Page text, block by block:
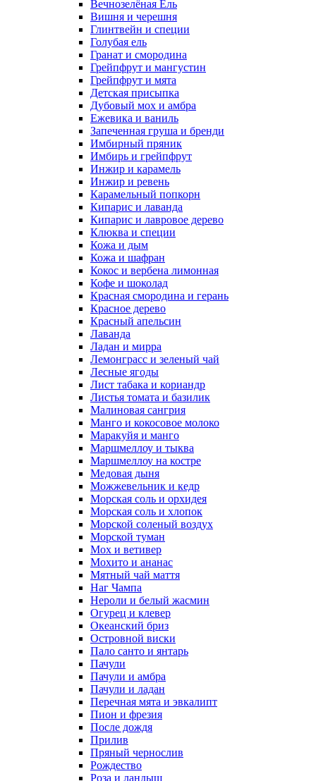
Вечнозелёная Ель
Вишня и черешня
Глинтвейн и специи
Голубая ель
Гранат и смородина
Грейпфрут и мангустин
Грейпфрут и мята
Детская присыпка
Дубовый мох и амбра
Ежевика и ваниль
Запеченная груша и бренди
Имбирный пряник
Имбирь и грейпфрут
Инжир и карамель
Инжир и ревень
Карамельный попкорн
Кипарис и лаванда
Кипарис и лавровое дерево
Клюква и специи
Кожа и дым
Кожа и шафран
Кокос и вербена лимонная
Кофе и шоколад
Красная смородина и герань
Красное дерево
Красный апельсин
Лаванда
Ладан и мирра
Лемонграсс и зеленый чай
Лесные ягоды
Лист табака и кориандр
Листья томата и базилик
Малиновая сангрия
Манго и кокосовое молоко
Маракуйя и манго
Маршмеллоу и тыква
Маршмеллоу на костре
Медовая дыня
Можжевельник и кедр
Морская соль и орхидея
Морская соль и хлопок
Морской соленый воздух
Морской туман
Мох и ветивер
Мохито и ананас
Мятный чай маття
Наг Чампа
Нероли и белый жасмин
Огурец и клевер
Океанский бриз
Островной виски
Пало санто и янтарь
Пачули
Пачули и амбра
Пачули и ладан
Перечная мята и эвкалипт
Пион и фрезия
После дождя
Прилив
Пряный чернослив
Рождество
Роза и ландыш